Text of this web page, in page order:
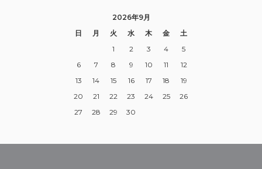
2026年9月
日
月 火 水 木 金
土
1
2 3 4
5
6
7 8 9 10 11
12
13
14 15 16 17 18
19
20
21 22 23 24 25
26
27
28 29 30